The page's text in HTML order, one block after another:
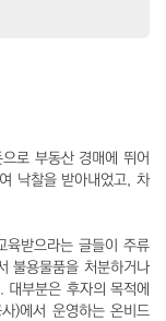
로 부동산 경매에 뛰어
낙찰을 받아내었고, 차
받으라는 글들이 주류
불용물품을 처분하거나
부분은 후자의 목적에
)에서 운영하는 온비드